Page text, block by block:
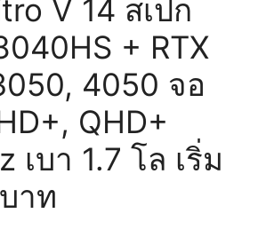
V 14 สเปก
+ RTX
4050 จอ
QHD+
เบา 1.7 โล เริ่ม
าท